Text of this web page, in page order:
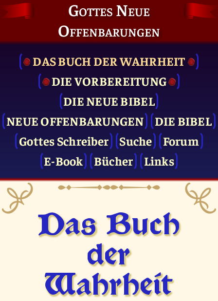
Gottes Neue
Offenbarungen
DAS BUCH DER WAHRHEIT
DIE VOR­BEREITUNG
DIE NEUE BIBEL
NEUE OFFENBARUNGEN
DIE BIBEL
Gottes Schreiber
Suche
Forum
E-Book
Bücher Links
Das Buch
der
Wahrheit